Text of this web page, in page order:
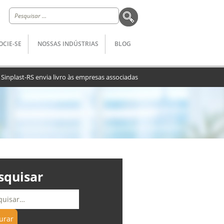
Pesquisar
por:
SE NOSSAS INDÚSTRIAS BLOG
Sinplast-RS envia livro às empresas associadas